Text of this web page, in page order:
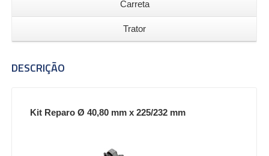
Carreta
Trator
DESCRIÇÃO
Kit Reparo Ø 40,80 mm x 225/232 mm